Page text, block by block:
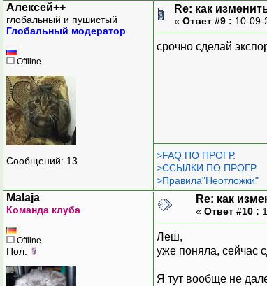
Алексей++
глобальный и пушистый
Глобальный модератор
Offline
Сообщений: 13
Re: как
« Ответ #9 : 10-09-
срочно сделай
>FAQ ПО ПРОГР.
>ССЫЛКИ ПО ПРОГР.
>Правила"Неотложки"
Malaja
Команда клуба
Offline
Пол:
Re: как
« Ответ #10 :
Леш,
уже поняла, сейчас
Я тут вообще не